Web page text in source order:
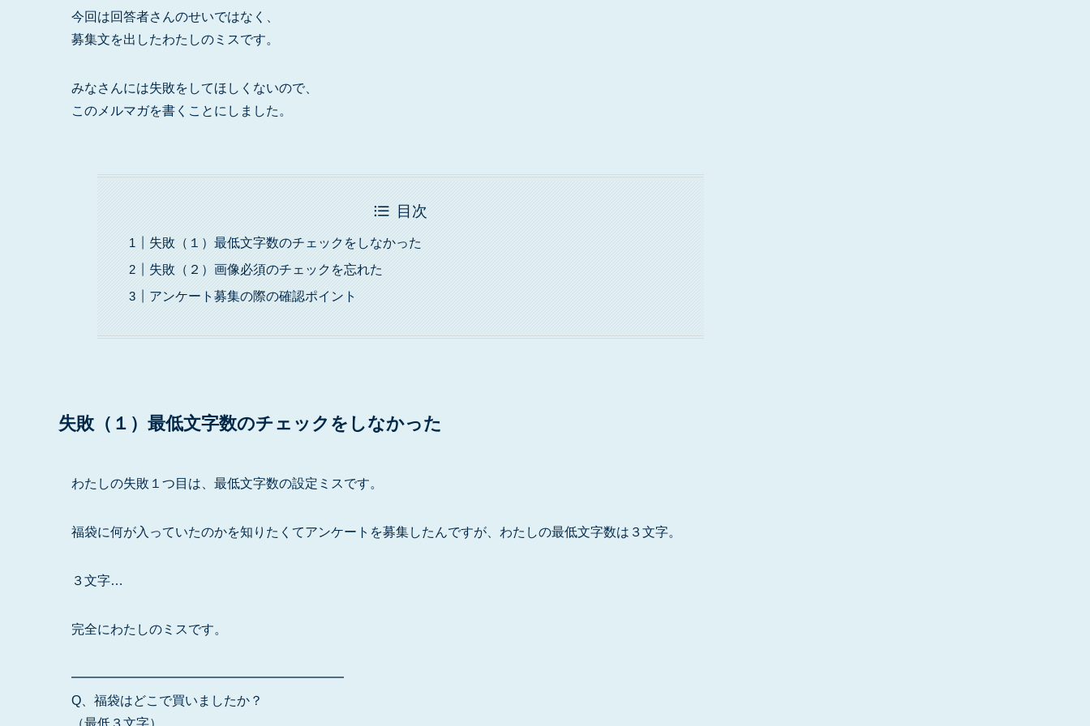
今回は回答者さんのせいではなく、
募集文を出したわたしのミスです。
みなさんには失敗をしてほしくないので、
このメルマガを書くことにしました。
目次
失敗（１）最低文字数のチェックをしなかった
失敗（２）画像必須のチェックを忘れた
アンケート募集の際の確認ポイント
失敗（１）最低文字数のチェックをしなかった
わたしの失敗１つ目は、最低文字数の設定ミスです。
福袋に何が入っていたのかを知りたくてアンケートを募集したんですが、わたしの最低文字数は３文字。
３文字…
完全にわたしのミスです。
━━━━━━━━━━━━━━━━━━━━━
Q、福袋はどこで買いましたか？
（最低３文字）